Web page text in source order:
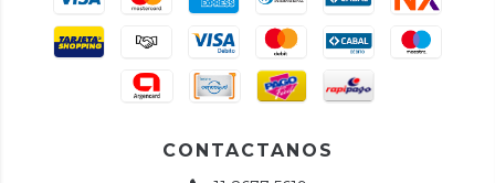
CONTACTANOS